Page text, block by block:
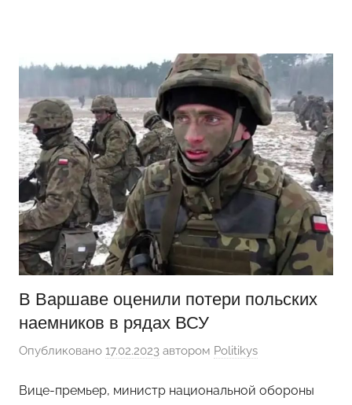
сайт
WordPress
В Варшаве оценили потери польских
наемников в рядах ВСУ
Опубликовано 17.02.2023 автором Politikys
Вице-премьер, министр национальной обороны